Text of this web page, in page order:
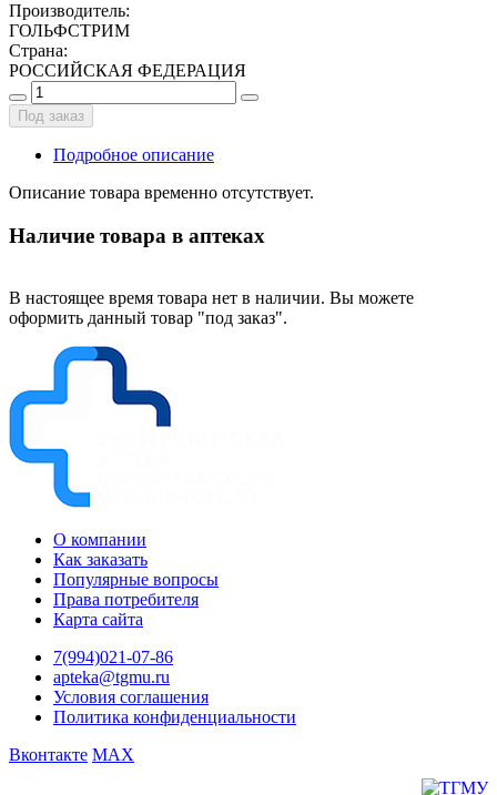
Производитель:
ГОЛЬФСТРИМ
Страна:
РОССИЙСКАЯ ФЕДЕРАЦИЯ
Под заказ
Подробное описание
Описание товара временно отсутствует.
Наличие товара в аптеках
В настоящее время товара нет в наличии. Вы можете
оформить данный товар "под заказ".
О компании
Как заказать
Популярные вопросы
Права потребителя
Карта сайта
7(994)021-07-86
apteka@tgmu.ru
Условия соглашения
Политика конфиденциальности
Вконтакте MAX